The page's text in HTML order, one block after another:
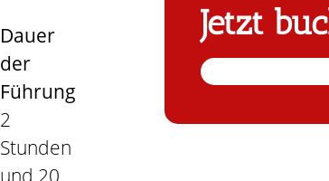
Dauer
der
Führung
2
Stunden
und 20
Jetzt